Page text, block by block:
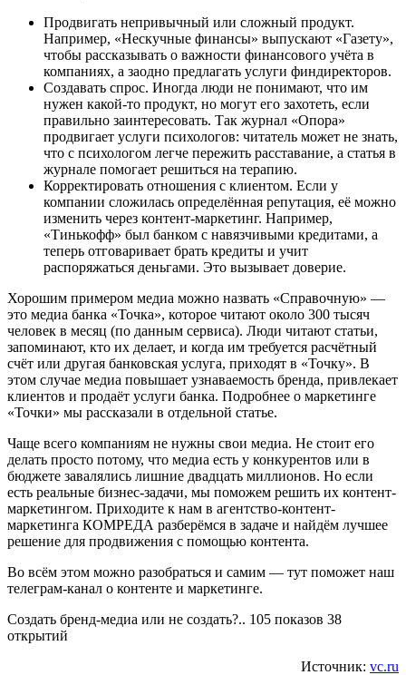
Продвигать непривычный или сложный продукт.
Например, «Нескучные финансы» выпускают «Газету»,
чтобы рассказывать о важности финансового учёта в
компаниях, а заодно предлагать услуги финдиректоров.
Создавать спрос. Иногда люди не понимают, что им
нужен какой-то продукт, но могут его захотеть, если
правильно заинтересовать. Так журнал «Опора»
продвигает услуги психологов: читатель может не знать,
что с психологом легче пережить расставание, а статья в
журнале помогает решиться на терапию.
Корректировать отношения с клиентом. Если у
компании сложилась определённая репутация, её можно
изменить через контент-маркетинг. Например,
«Тинькофф» был банком с навязчивыми кредитами, а
теперь отговаривает брать кредиты и учит
распоряжаться деньгами. Это вызывает доверие.
Хорошим примером медиа можно назвать «Справочную» —
это медиа банка «Точка», которое читают около 300 тысяч
человек в месяц (по данным сервиса). Люди читают статьи,
запоминают, кто их делает, и когда им требуется расчётный
счёт или другая банковская услуга, приходят в «Точку». В
этом случае медиа повышает узнаваемость бренда, привлекает
клиентов и продаёт услуги банка. Подробнее о маркетинге
«Точки» мы рассказали в отдельной статье.
Чаще всего компаниям не нужны свои медиа. Не стоит его
делать просто потому, что медиа есть у конкурентов или в
бюджете завалялись лишние двадцать миллионов. Но если
есть реальные бизнес-задачи, мы поможем решить их контент-
маркетингом. Приходите к нам в агентство-контент-
маркетинга КОМРЕДА разберёмся в задаче и найдём лучшее
решение для продвижения с помощью контента.
Во всём этом можно разобраться и самим — тут поможет наш
телеграм-канал о контенте и маркетинге.
Создать бренд-медиа или не создать?.. 105 показов 38
открытий
Источник: vc.ru